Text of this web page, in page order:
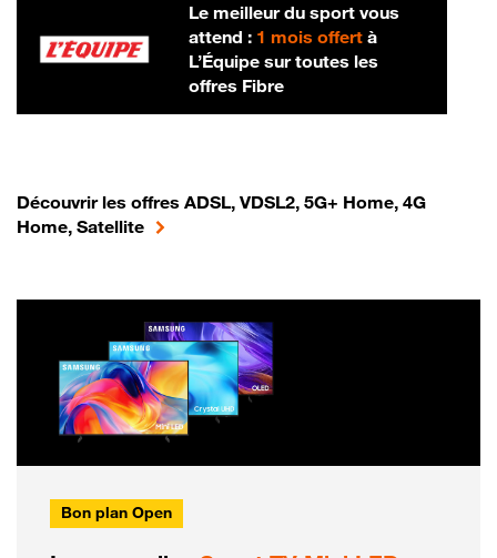
Le meilleur du sport vous
attend : 1 mois offertà
L’Équipe sur toutes les
offres Fibre
Découvrir les offres ADSL, VDSL2, 5G+ Home, 4G
Home, Satellite
Bon plan Open